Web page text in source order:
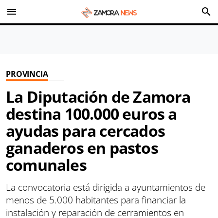
menu search
PROVINCIA
La Diputación de Zamora
destina 100.000 euros a
ayudas para cercados
ganaderos en pastos
comunales
La convocatoria está dirigida a ayuntamientos de
menos de 5.000 habitantes para financiar la
instalación y reparación de cerramientos en